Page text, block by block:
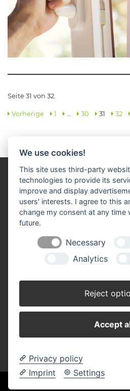
Seite 31 von 32.
Vorherige 1 … 30 31 32
Cookie-
92539
Telefon: 09674-
We use cookies!
This site uses third-party
technologies to provide its
improve and display
users' interests. I agree to this
change my consent at any
future.
Necessary
Analytics
Reject
Accept
Privacy policy
Imprint
Settings